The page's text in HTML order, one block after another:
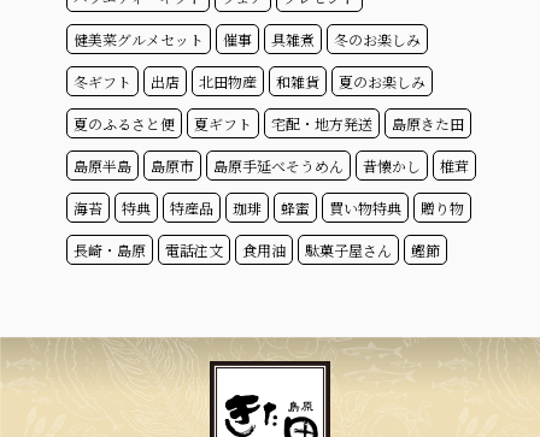
健美菜グルメセット 催事 具雑煮 冬のお楽しみ
冬ギフト 出店 北田物産 和雑貨 夏のお楽しみ
夏のふるさと便 夏ギフト 宅配・地方発送 島原きた田
島原半島 島原市 島原手延べそうめん 昔懐かし 椎茸
海苔 特典 特産品 珈琲 蜂蜜 買い物特典 贈り物
長崎・島原 電話注文 食用油 駄菓子屋さん 鰹節